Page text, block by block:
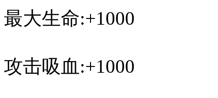
最大生命:+1000
攻击吸血:+1000